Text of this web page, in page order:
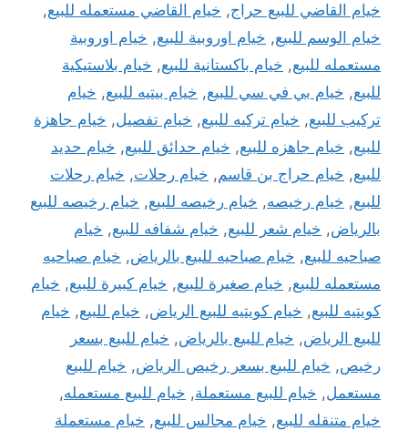
خيام القاضي للبيع حراج, خيام القاضي مستعمله للبيع,
خيام الوسم للبيع, خيام اوروبية للبيع, خيام اوروبية
مستعمله للبيع, خيام باكستانية للبيع, خيام بلاستيكية
للبيع, خيام بي في سي للبيع, خيام بيتيه للبيع, خيام
تركيب للبيع, خيام تركيه للبيع, خيام تفصيل, خيام جاهزة
للبيع, خيام جاهزه للبيع, خيام حدائق للبيع, خيام حديد
للبيع, خيام حراج بن قاسم, خيام رحلات, خيام رحلات
للبيع, خيام رخيصه, خيام رخيصه للبيع, خيام رخيصه للبيع
بالرياض, خيام شعر للبيع, خيام شفافه للبيع, خيام
صباحيه للبيع, خيام صباحيه للبيع بالرياض, خيام صباحيه
مستعمله للبيع, خيام صغيرة للبيع, خيام كبيرة للبيع, خيام
كويتيه للبيع, خيام كويتيه للبيع الرياض, خيام للبيع, خيام
للبيع الرياض, خيام للبيع بالرياض, خيام للبيع بسعر
رخيص, خيام للبيع بسعر رخيص الرياض, خيام للبيع
مستعمل, خيام للبيع مستعملة, خيام للبيع مستعمله,
خيام متنقله للبيع, خيام مجالس للبيع, خيام مستعملة